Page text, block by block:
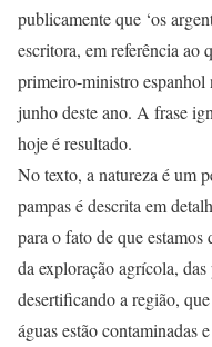
publicamente que ‘os
escritora, em referência ao
primeiro-ministro
junho deste ano. A frase
hoje é resultado.
No texto, a natureza é um
pampas é descrita em
para o fato de que
da exploração agrícola,
desertificando a região,
águas estão contaminadas